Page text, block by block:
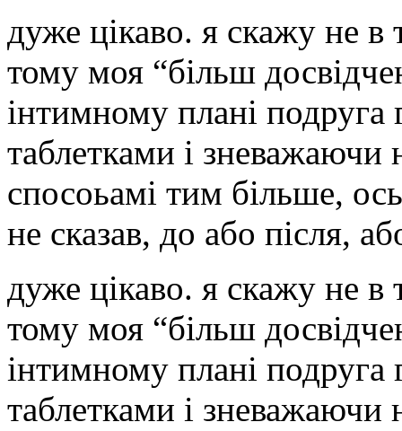
дуже цікаво. я скажу не в
тому моя “більш
інтимному плані
таблетками і зневажаючи
спосоьамі тим більше,
не сказав, до або після,
дуже цікаво. я скажу не в
тому моя “більш
інтимному плані
таблетками і зневажаючи